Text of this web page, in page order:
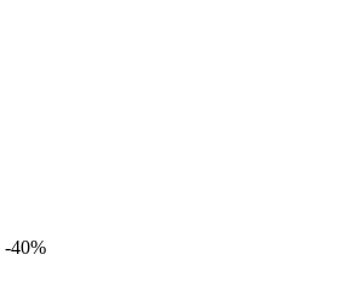
-40%